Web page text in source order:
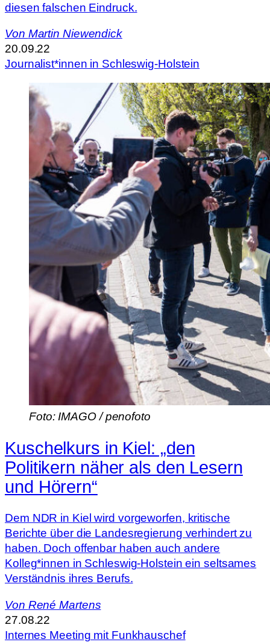
diesen falschen Eindruck.
Von Martin Niewendick
20.09.22
Journalist*innen in Schleswig-Holstein
Foto: IMAGO / penofoto
Kuschelkurs in Kiel: „den
Politikern näher als den Lesern
und Hörern“
Dem NDR in Kiel wird vorgeworfen, kritische
Berichte über die Landesregierung verhindert zu
haben. Doch offenbar haben auch andere
Kolleg*innen in Schleswig-Holstein ein seltsames
Verständnis ihres Berufs.
Von René Martens
27.08.22
Internes Meeting mit Funkhauschef